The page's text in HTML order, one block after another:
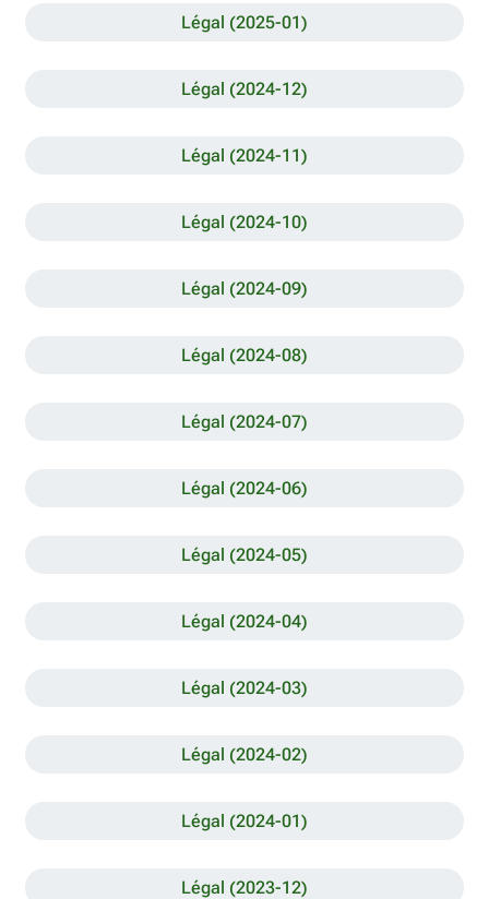
Légal (2025-01)
Légal (2024-12)
Légal (2024-11)
Légal (2024-10)
Légal (2024-09)
Légal (2024-08)
Légal (2024-07)
Légal (2024-06)
Légal (2024-05)
Légal (2024-04)
Légal (2024-03)
Légal (2024-02)
Légal (2024-01)
Légal (2023-12)